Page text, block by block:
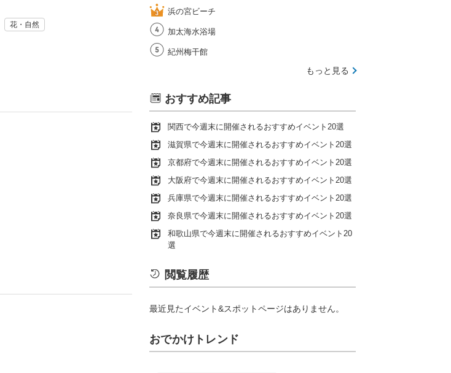
花・自然
浜の宮ビーチ
加太海水浴場
紀州梅干館
もっと見る
おすすめ記事
関西で今週末に開催されるおすすめイベント20選
滋賀県で今週末に開催されるおすすめイベント20選
京都府で今週末に開催されるおすすめイベント20選
大阪府で今週末に開催されるおすすめイベント20選
兵庫県で今週末に開催されるおすすめイベント20選
奈良県で今週末に開催されるおすすめイベント20選
和歌山県で今週末に開催されるおすすめイベント20
選
閲覧履歴
最近見たイベント&スポットページはありません。
おでかけトレンド